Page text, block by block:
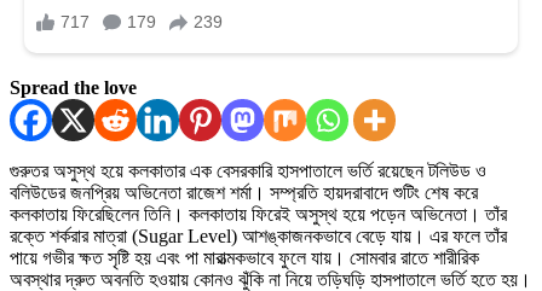
Spread the love
গুরুতর অসুস্থ হয়ে কলকাতার এক বেসরকারি হাসপাতালে ভর্তি রয়েছেন টলিউড ও
বলিউডের জনপ্রিয় অভিনেতা রাজেশ শর্মা। সম্প্রতি হায়দরাবাদে শুটিং শেষ করে
কলকাতায় ফিরেছিলেন তিনি। কলকাতায় ফিরেই অসুস্থ হয়ে পড়েন অভিনেতা। তাঁর
রক্তে শর্করার মাত্রা (Sugar Level) আশঙ্কাজনকভাবে বেড়ে যায়। এর ফলে তাঁর
পায়ে গভীর ক্ষত সৃষ্টি হয় এবং পা মারাত্মকভাবে ফুলে যায়। সোমবার রাতে শারীরিক
অবস্থার দ্রুত অবনতি হওয়ায় কোনও ঝুঁকি না নিয়ে তড়িঘড়ি হাসপাতালে ভর্তি হতে হয়।